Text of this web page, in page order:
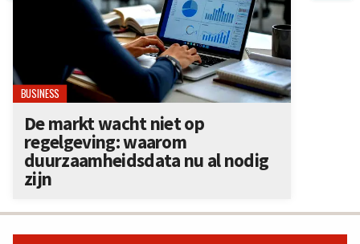
BUSINESS
De markt wacht niet op
regelgeving: waarom
duurzaamheidsdata nu al nodig
zijn